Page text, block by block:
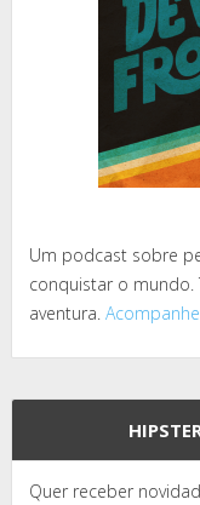
Um podcast sobre
conquistar o mundo.
aventura.
Quer receber